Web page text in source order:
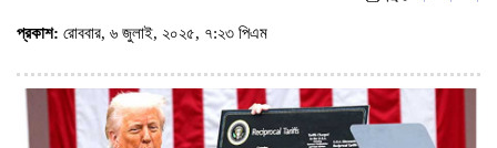
প্রকাশ: রোববার, ৬ জুলাই, ২০২৫, ৭:২৩ পিএম